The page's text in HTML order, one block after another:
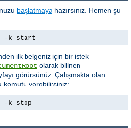
başlatmaya hazırsınız. Hemen şu
-k start
ilk belgeniz için bir istek
olarak bilinen
görürsünüz. Çalışmakta olan
komutu verebilirsiniz:
-k stop